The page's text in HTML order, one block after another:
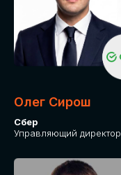
Олег Сирош
Сбер
Управляющий директор